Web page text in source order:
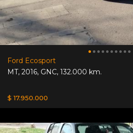
Ford Ecosport
MT, 2016, GNC, 132.000 km.
$ 17.950.000